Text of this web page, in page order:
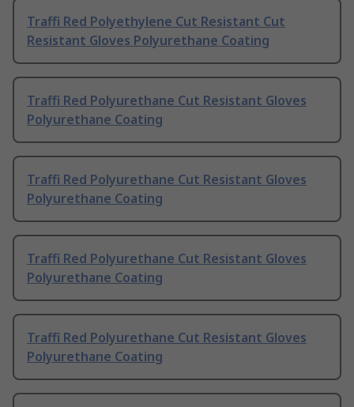
Traffi Red Polyethylene Cut Resistant Cut
Resistant Gloves Polyurethane Coating
Traffi Red Polyurethane Cut Resistant Gloves
Polyurethane Coating
Traffi Red Polyurethane Cut Resistant Gloves
Polyurethane Coating
Traffi Red Polyurethane Cut Resistant Gloves
Polyurethane Coating
Traffi Red Polyurethane Cut Resistant Gloves
Polyurethane Coating